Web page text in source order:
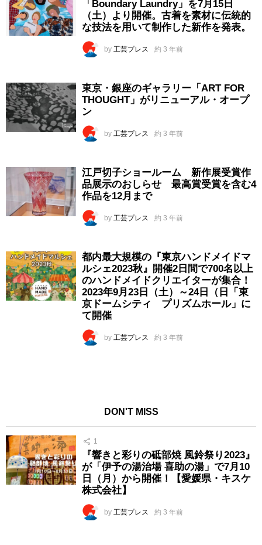
「Boundary Laundry」を7月15日
（土）より開催。古着を素材に伝統的
な技法を用いて制作した新作を発表。
by 工芸プレス 約 3 年前
東京・銀座のギャラリー「ART FOR
THOUGHT」がリニューアル・オープ
ン
by 工芸プレス 約 3 年前
江戸切子ショールーム 新作展受賞作
品展示のおしらせ 最高賞受賞を含む4
作品を12月まで
by 工芸プレス 約 3 年前
都内最大規模の『東京ハンドメイドマ
ルシェ2023秋』開催2日間で700名以上
のハンドメイドクリエイターが集合！
2023年9月23日（土）～24日（日「東
京ドームシティ プリズムホール」に
て開催
by 工芸プレス 約 3 年前
DON'T MISS
1
『響きと彩りの砥部焼 風鈴祭り2023』
が「伊予の湯治場 喜助の湯」で7月10
日（月）から開催！【愛媛県・キスケ
株式会社】
by 工芸プレス 約 3 年前